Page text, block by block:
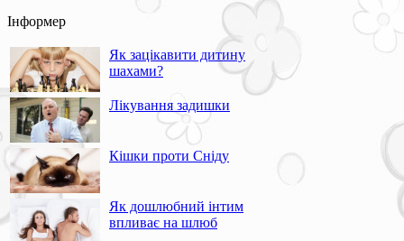
Інформер
Як зацікавити дитину
шахами?
Лікування задишки
Кішки проти Сніду
Як дошлюбний інтим
впливає на шлюб